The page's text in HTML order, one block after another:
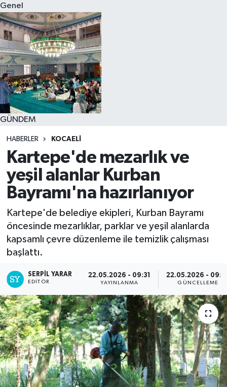
Genel
GÜNDEM
HABERLER KOCAELI
Kartepe'de mezarlık ve
yeşil alanlar Kurban
Bayramı'na hazırlanıyor
Kartepe'de belediye ekipleri, Kurban Bayramı
öncesinde mezarlıklar, parklar ve yeşil alanlarda
kapsamlı çevre düzenleme ile temizlik çalışması
başlattı.
SERPİL YARAR
EDITÖR
22.05.2026 - 09:31
YAYINLANMA
22.05.2026 -
GÜNCELLEME